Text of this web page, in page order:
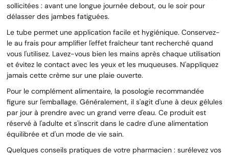
sollicitées : avant une longue journée debout, ou le soir pour
délasser des jambes fatiguées.
Le tube permet une application facile et hygiénique. Conservez-
le au frais pour amplifier l'effet fraîcheur tant recherché quand
vous l'utilisez. Lavez-vous bien les mains après chaque utilisation
et évitez le contact avec les yeux et les muqueuses. N'appliquez
jamais cette crème sur une plaie ouverte.
Pour le complément alimentaire, la posologie recommandée
figure sur l'emballage. Généralement, il s'agit d'une à deux gélules
par jour à prendre avec un grand verre d'eau. Ce produit est
réservé à l'adulte et s'inscrit dans le cadre d'une alimentation
équilibrée et d'un mode de vie sain.
Quelques conseils pratiques de votre pharmacien : surélevez vos